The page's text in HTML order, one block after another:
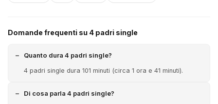
Domande frequenti su 4 padri single
Quanto dura 4 padri single?
4 padri single dura 101 minuti (circa 1 ora e 41 minuti).
Di cosa parla 4 padri single?